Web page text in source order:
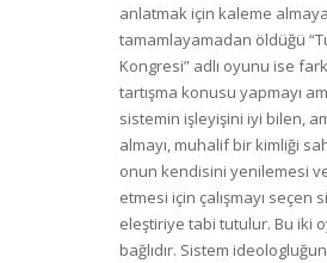
anlatmak için kaleme almaya
tamamlayamadan öldüğü
Kongresi” adlı oyunu ise
tartışma konusu yapmayı
sistemin işleyişini iyi bilen,
almayı, muhalif bir kimliği
onun kendisini yenilemesi
etmesi için çalışmayı seçen
eleştiriye tabi tutulur. Bu iki
bağlıdır. Sistem